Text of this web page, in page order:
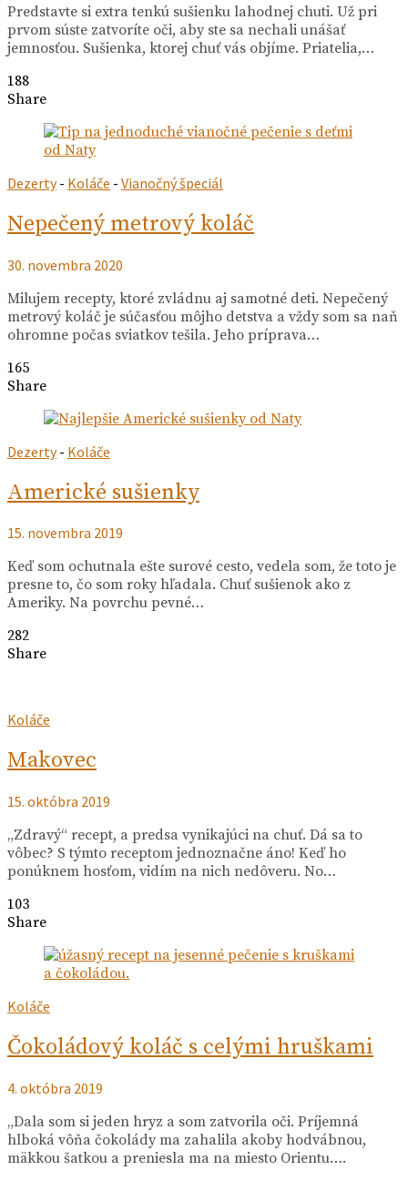
Predstavte si extra tenkú sušienku lahodnej chuti. Už pri
prvom súste zatvoríte oči, aby ste sa nechali unášať
jemnosťou. Sušienka, ktorej chuť vás objíme. Priatelia,…
188
Share
Dezerty- Koláče - Vianočný špeciál
Nepečený metrový koláč
30. novembra 2020
Milujem recepty, ktoré zvládnu aj samotné deti. Nepečený
metrový koláč je súčasťou môjho detstva a vždy som sa naň
ohromne počas sviatkov tešila. Jeho príprava…
165
Share
Dezerty- Koláče
Americké sušienky
15. novembra 2019
Keď som ochutnala ešte surové cesto, vedela som, že toto je
presne to, čo som roky hľadala. Chuť sušienok ako z
Ameriky. Na povrchu pevné…
282
Share
Koláče
Makovec
15. októbra 2019
„Zdravý“ recept, a predsa vynikajúci na chuť. Dá sa to
vôbec? S týmto receptom jednoznačne áno! Keď ho
ponúknem hosťom, vidím na nich nedôveru. No…
103
Share
Koláče
Čokoládový koláč s celými hruškami
4. októbra 2019
„Dala som si jeden hryz a som zatvorila oči. Príjemná
hlboká vôňa čokolády ma zahalila akoby hodvábnou,
mäkkou šatkou a preniesla ma na miesto Orientu….